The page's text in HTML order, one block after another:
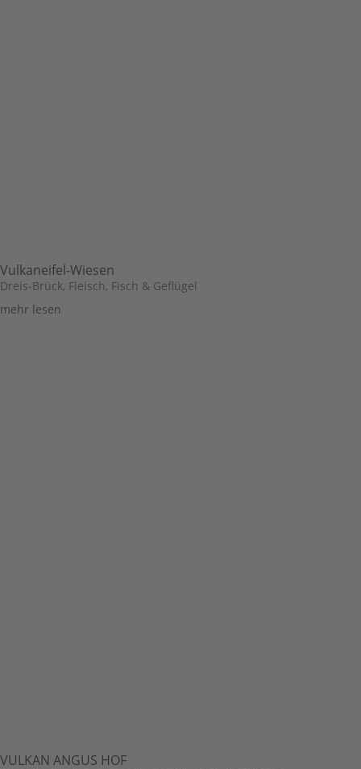
Vulkaneifel-Wiesen
Dreis-Brück, Fleisch, Fisch & Geflügel
mehr lesen
VULKAN ANGUS HOF